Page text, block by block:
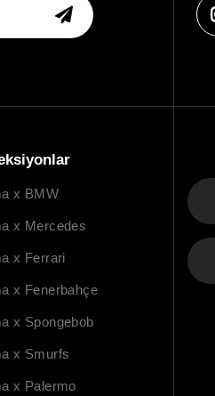
x BMW
x Mercedes
x Ferrari
x Fenerbahçe
x Spongebob
x Smurfs
x Palermo